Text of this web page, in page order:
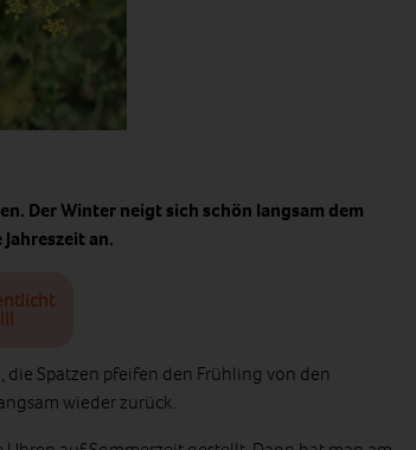
Der Winter neigt sich schön langsam dem
an.
Spatzen pfeifen den Frühling von den
wieder zurück.